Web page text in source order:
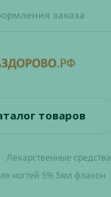
заказа
товаров
Лекарственные средства
ногтей 5% 5мл флакон